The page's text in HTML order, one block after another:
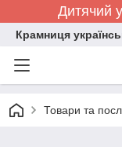
Дитячий
Крамниця
Товари та